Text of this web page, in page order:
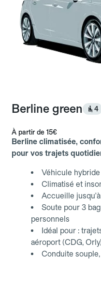
Berline green 4
À partir de 15€
Berline climatisée,
pour vos trajets
Véhicule
Climatisé et
Accueille
Soute pour 3
personnels
Idéal pour :
aéroport (CDG,
Conduite